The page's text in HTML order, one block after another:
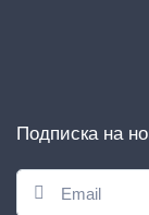
Подписка на